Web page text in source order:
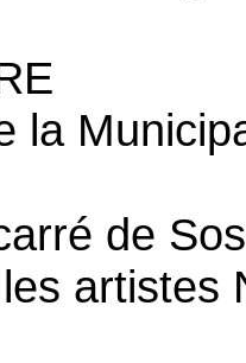
la
de
artistes